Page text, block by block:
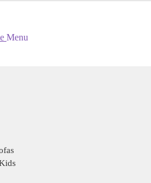
Menu